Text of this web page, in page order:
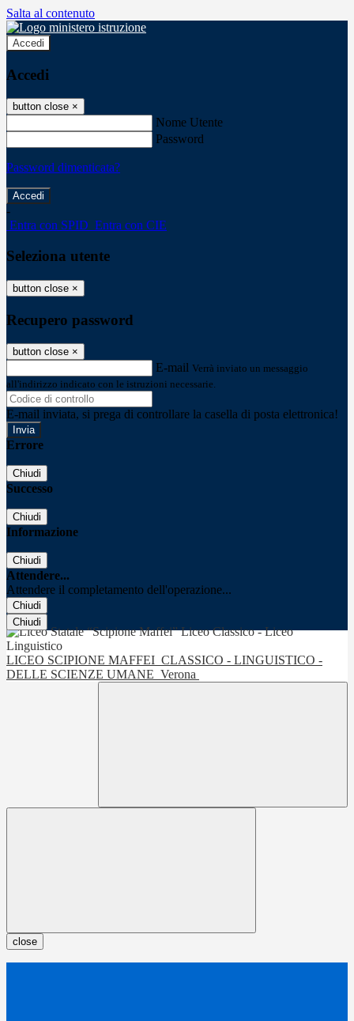
Salta al contenuto
Accedi
Accedi
button close ×
Nome Utente
Password
Password dimenticata?
-
Entra con SPID Entra con CIE
Seleziona utente
button close ×
Recupero password
button close ×
E-mail Verrà inviato un messaggio
all'indirizzo indicato con le istruzioni necessarie.
E-mail inviata, si prega di controllare la casella di posta elettronica!
Errore
Chiudi
Successo
Chiudi
Informazione
Chiudi
Attendere...
Attendere il completamento dell'operazione...
Chiudi
Chiudi
LICEO SCIPIONE MAFFEI CLASSICO - LINGUISTICO -
DELLE SCIENZE UMANE Verona
close